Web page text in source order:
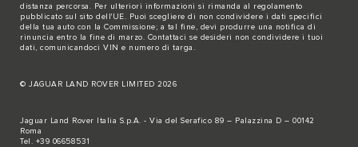
distanza percorsa. Per ulteriori informazioni si rimanda al regolamento
pubblicato sul sito dell'UE. Puoi scegliere di non condividere i dati specifici
della tua auto con la Commissione; a tal fine, devi produrre una notifica di
rinuncia entro la fine di marzo. Contattaci se desideri non condividere i tuoi
dati, comunicandoci VIN e numero di targa.
© JAGUAR LAND ROVER LIMITED 2026
Jaguar Land Rover Italia S.p.A. - Via del Serafico 89 – Palazzina D – 00142
Roma
Tel. +39 06658531